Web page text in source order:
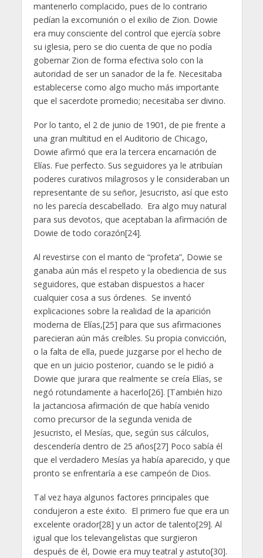
mantenerlo complacido, pues de lo contrario
pedían la excomunión o el exilio de Zion. Dowie
era muy consciente del control que ejercía sobre
su iglesia, pero se dio cuenta de que no podía
gobernar Zion de forma efectiva solo con la
autoridad de ser un sanador de la fe. Necesitaba
establecerse como algo mucho más importante
que el sacerdote promedio; necesitaba ser divino.
Por lo tanto, el 2 de junio de 1901, de pie frente a
una gran multitud en el Auditorio de Chicago,
Dowie afirmó que era la tercera encarnación de
Elías. Fue perfecto. Sus seguidores ya le atribuían
poderes curativos milagrosos y le consideraban un
representante de su señor, Jesucristo, así que esto
no les parecía descabellado. Era algo muy natural
para sus devotos, que aceptaban la afirmación de
Dowie de todo corazón[24].
Al revestirse con el manto de “profeta”, Dowie se
ganaba aún más el respeto y la obediencia de sus
seguidores, que estaban dispuestos a hacer
cualquier cosa a sus órdenes. Se inventó
explicaciones sobre la realidad de la aparición
moderna de Elías,[25] para que sus afirmaciones
parecieran aún más creíbles. Su propia convicción,
o la falta de ella, puede juzgarse por el hecho de
que en un juicio posterior, cuando se le pidió a
Dowie que jurara que realmente se creía Elías, se
negó rotundamente a hacerlo[26]. [También hizo
la jactanciosa afirmación de que había venido
como precursor de la segunda venida de
Jesucristo, el Mesías, que, según sus cálculos,
descendería dentro de 25 años[27] Poco sabía él
que el verdadero Mesías ya había aparecido, y que
pronto se enfrentaría a ese campeón de Dios.
Tal vez haya algunos factores principales que
condujeron a este éxito. El primero fue que era un
excelente orador[28] y un actor de talento[29]. Al
igual que los televangelistas que surgieron
después de él, Dowie era muy teatral y astuto[30].